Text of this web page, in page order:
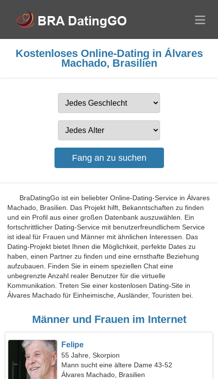
Kostenloses Online-Dating in Álvares
Machado, Brasilien
BraDatingGo ist ein beliebter Online-Dating-Service in Álvares
Machado, Brasilien. Das Projekt hilft, Bekanntschaften zu finden
und ein Profil aus einer großen Datenbank auszuwählen. Ein
fortschrittlicher Dating-Service mit benutzerfreundlichem Service
ist ideal für Frauen und Männer mit ähnlichen Interessen. Das
Dating-Projekt bietet Ihnen die Möglichkeit, perfekte Dates zu
haben, einen Partner zu finden und eine ernsthafte Beziehung
aufzubauen. Finden Sie in einem speziellen Chat eine
unbegrenzte Anzahl realer Benutzer für die virtuelle
Kommunikation. Treten Sie einer kostenlosen Dating-Site in
Álvares Machado für Einheimische, Ausländer, Touristen bei.
Männer und Frauen im Internet
Felipe
55 Jahre, Skorpion
Mann sucht eine ältere Dame 43-52
Álvares Machado, Brasilien